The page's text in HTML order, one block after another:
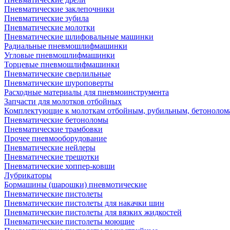
Пневматические заклепочники
Пневматические зубила
Пневматические молотки
Пневматические шлифовальные машинки
Радиальные пневмошлифмашинки
Угловые пневмошлифмашинки
Торцевые пневмошлифмашинки
Пневматические сверлильные
Пневматические шуроповерты
Расходные материалы для пневмоинструмента
Запчасти для молотков отбойных
Комплектующие к молоткам отбойным, рубильным,
Пневматические бетоноломы
Пневматические трамбовки
Прочее пневмооборудование
Пневматические нейлеры
Пневматические трещотки
Пневматические хоппер-ковши
Лубрикаторы
Бормашины (шарошки) пневмотические
Пневматические пистолеты
Пневматические пистолеты для накачки шин
Пневматические пистолеты для вязких жидкостей
Пневматические пистолеты моющие